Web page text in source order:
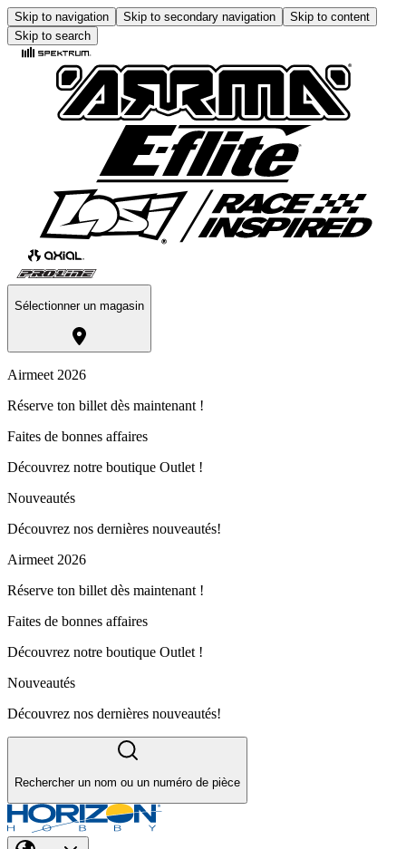
Skip to navigation Skip to secondary navigation
Skip to content
Skip to search
Sélectionner un magasin
Airmeet 2026
Réserve ton billet dès maintenant !
Faites de bonnes affaires
Découvrez notre boutique Outlet !
Nouveautés
Découvrez nos dernières nouveautés!
Airmeet 2026
Réserve ton billet dès maintenant !
Faites de bonnes affaires
Découvrez notre boutique Outlet !
Nouveautés
Découvrez nos dernières nouveautés!
Rechercher un nom ou un numéro de pièce